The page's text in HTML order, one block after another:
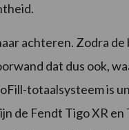
achteren. Zodra
dat dus ook,
totaalsysteem is
de Fendt Tigo XR